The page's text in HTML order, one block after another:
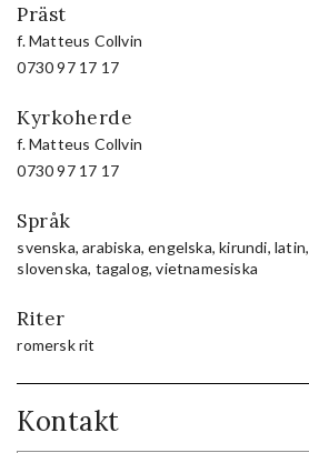
Präst
f. Matteus Collvin
0730 97 17 17
Kyrkoherde
f. Matteus Collvin
0730 97 17 17
Språk
svenska, arabiska, engelska, kirundi, latin,
slovenska, tagalog, vietnamesiska
Riter
romersk rit
Kontakt